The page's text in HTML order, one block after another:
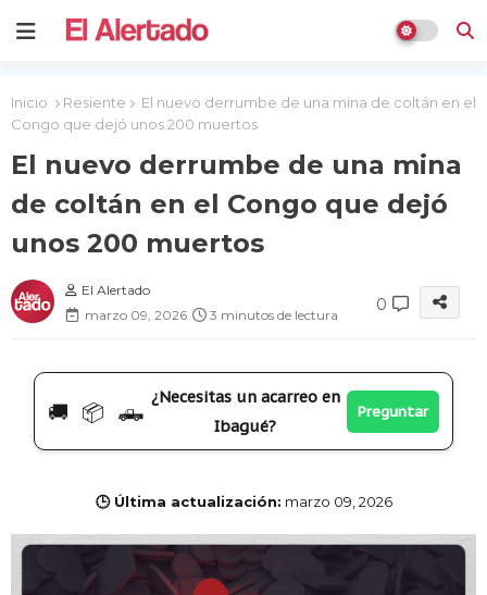
Inicio Resiente
El nuevo derrumbe de una mina de coltán en el
Congo que dejó unos 200 muertos
El nuevo derrumbe de una mina
de coltán en el Congo que dejó
unos 200 muertos
El Alertado
marzo 09, 2026
3 minutos de lectura
0
🚚 📦 🛻
¿Necesitas un acarreo en
Ibagué?
Preguntar
🕒 Última actualización: marzo 09, 2026